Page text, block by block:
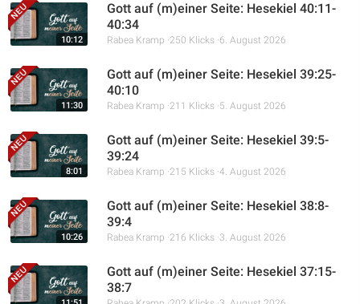
10:12
Gott auf (m)einer Seite: Hesekiel 40:11-
40:34
Rabea Kramp 250 Klicks 6. August 2026
11:30
Gott auf (m)einer Seite: Hesekiel 39:25-
40:10
Rabea Kramp 211 Klicks 5. August 2026
8:01
Gott auf (m)einer Seite: Hesekiel 39:5-
39:24
Rabea Kramp 215 Klicks 4. August 2026
10:26
Gott auf (m)einer Seite: Hesekiel 38:8-
39:4
Rabea Kramp 216 Klicks 3. August 2026
Gott auf (m)einer Seite: Hesekiel 37:15-
38:7